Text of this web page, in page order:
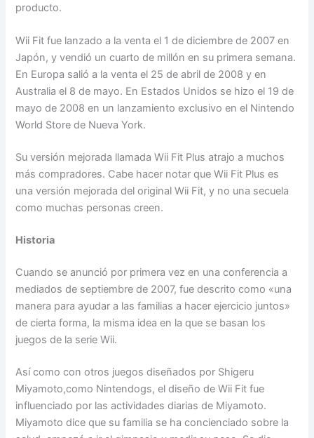
producto.
Wii Fit fue lanzado a la venta el 1 de diciembre de 2007 en
Japón, y vendió un cuarto de millón en su primera semana.
En Europa salió a la venta el 25 de abril de 2008 y en
Australia el 8 de mayo. En Estados Unidos se hizo el 19 de
mayo de 2008 en un lanzamiento exclusivo en el Nintendo
World Store de Nueva York.
Su versión mejorada llamada Wii Fit Plus atrajo a muchos
más compradores. Cabe hacer notar que Wii Fit Plus es
una versión mejorada del original Wii Fit, y no una secuela
como muchas personas creen.
Historia
Cuando se anunció por primera vez en una conferencia a
mediados de septiembre de 2007, fue descrito como «una
manera para ayudar a las familias a hacer ejercicio juntos»
de cierta forma, la misma idea en la que se basan los
juegos de la serie Wii.
Así como con otros juegos diseñados por Shigeru
Miyamoto,como Nintendogs, el diseño de Wii Fit fue
influenciado por las actividades diarias de Miyamoto.
Miyamoto dice que su familia se ha concienciado sobre la